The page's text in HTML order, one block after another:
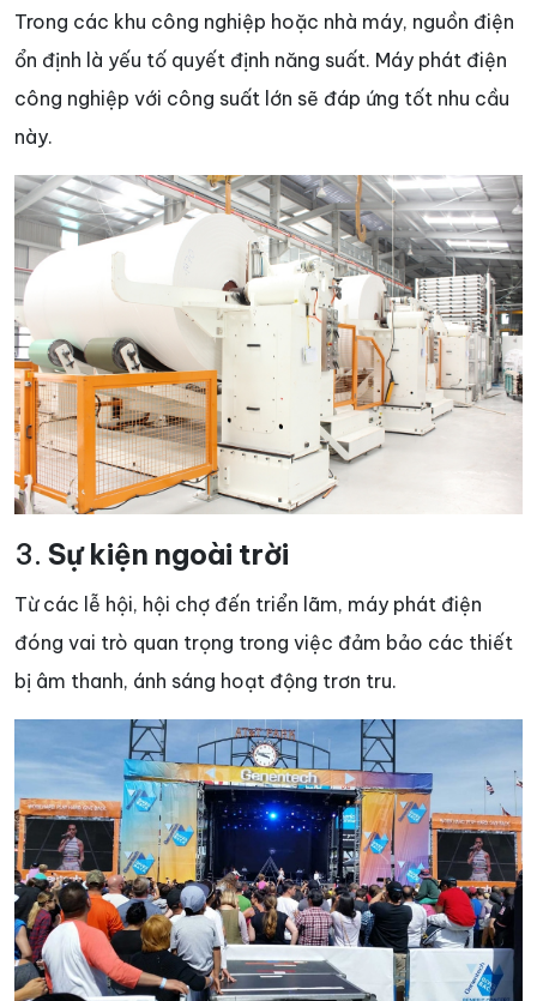
Trong các khu công nghiệp hoặc nhà máy, nguồn điện
ổn định là yếu tố quyết định năng suất. Máy phát điện
công nghiệp với công suất lớn sẽ đáp ứng tốt nhu cầu
này.
3. Sự kiện ngoài trời
Từ các lễ hội, hội chợ đến triển lãm, máy phát điện
đóng vai trò quan trọng trong việc đảm bảo các thiết
bị âm thanh, ánh sáng hoạt động trơn tru.